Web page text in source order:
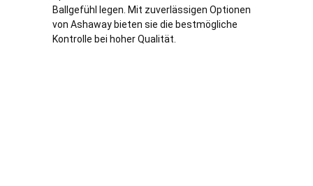
Ballgefühl legen. Mit zuverlässigen Optionen
von Ashaway bieten sie die bestmögliche
Kontrolle bei hoher Qualität.